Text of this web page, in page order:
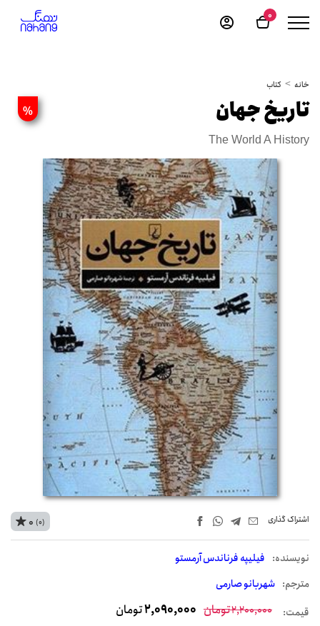
0
خانه کتاب
% تاریخ جهان
The World A History
اشتراک‌ گذاری
نويسنده: فیلیپه فرناندس آرمستو
مترجم: شهربانو صارمی
0 (0)
قیمت: 2,200,000تومان 2,090,000تومان